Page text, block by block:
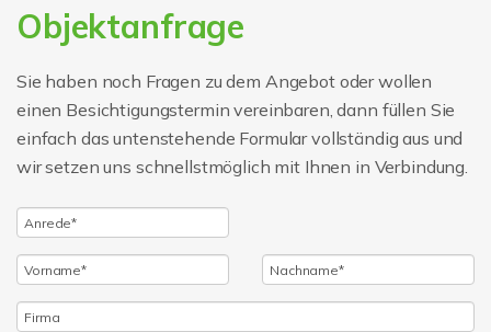
Objektanfrage
Sie haben noch Fragen zu dem Angebot oder wollen
einen Besichtigungstermin vereinbaren, dann füllen Sie
einfach das untenstehende Formular vollständig aus und
wir setzen uns schnellstmöglich mit Ihnen in Verbindung.